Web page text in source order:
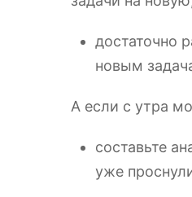
достаточно
новым
А если с утра
составьте
уже